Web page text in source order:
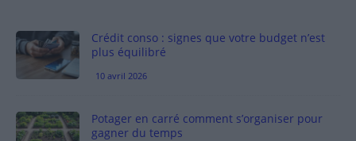
Crédit conso : signes que votre budget n’est
plus équilibré
10 avril 2026
Potager en carré comment s’organiser pour
gagner du temps